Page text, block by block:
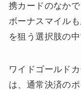
携カードのなか
ボーナスマイル
を狙う選択肢の
ワイドゴールド
は、通常決済の